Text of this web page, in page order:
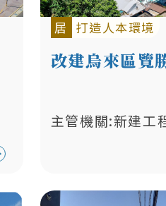
居 打造人本環境
改建烏來區覽
主管機關:新建工